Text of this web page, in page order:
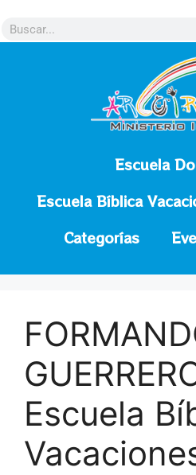
Escuela
Escuela Bíblica
Categorías
Escuela